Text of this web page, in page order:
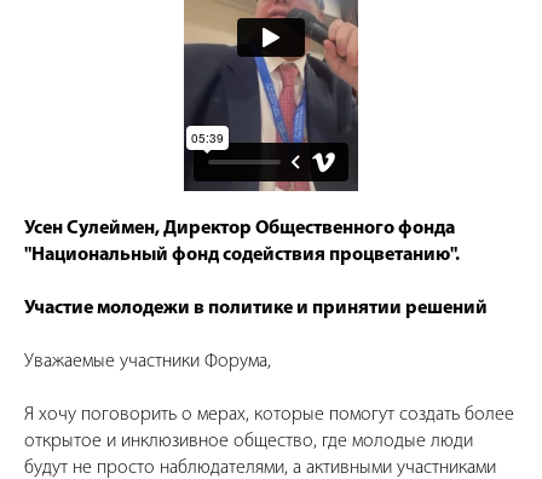
Усен Сулеймен, Директор Общественного фонда
"Национальный фонд содействия процветанию".
Участие молодежи в политике и принятии решений
Уважаемые участники Форума,
Я хочу поговорить о мерах, которые помогут создать более
открытое и инклюзивное общество, где молодые люди
будут не просто наблюдателями, а активными участниками